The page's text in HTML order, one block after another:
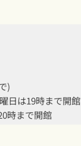
)
日は19時まで開館
時まで開館